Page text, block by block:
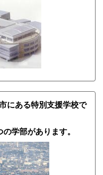
にある特別支援学校で
学部があります。